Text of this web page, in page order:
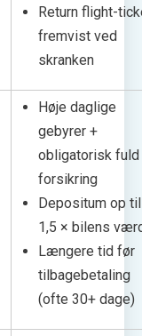
Return flight-
fremvist ved
skranken
Høje daglige
gebyrer +
obligatorisk fuld
forsikring
Depositum op til
1,5 × bilens
Længere tid før
tilbagebetaling
(ofte 30+ dage)